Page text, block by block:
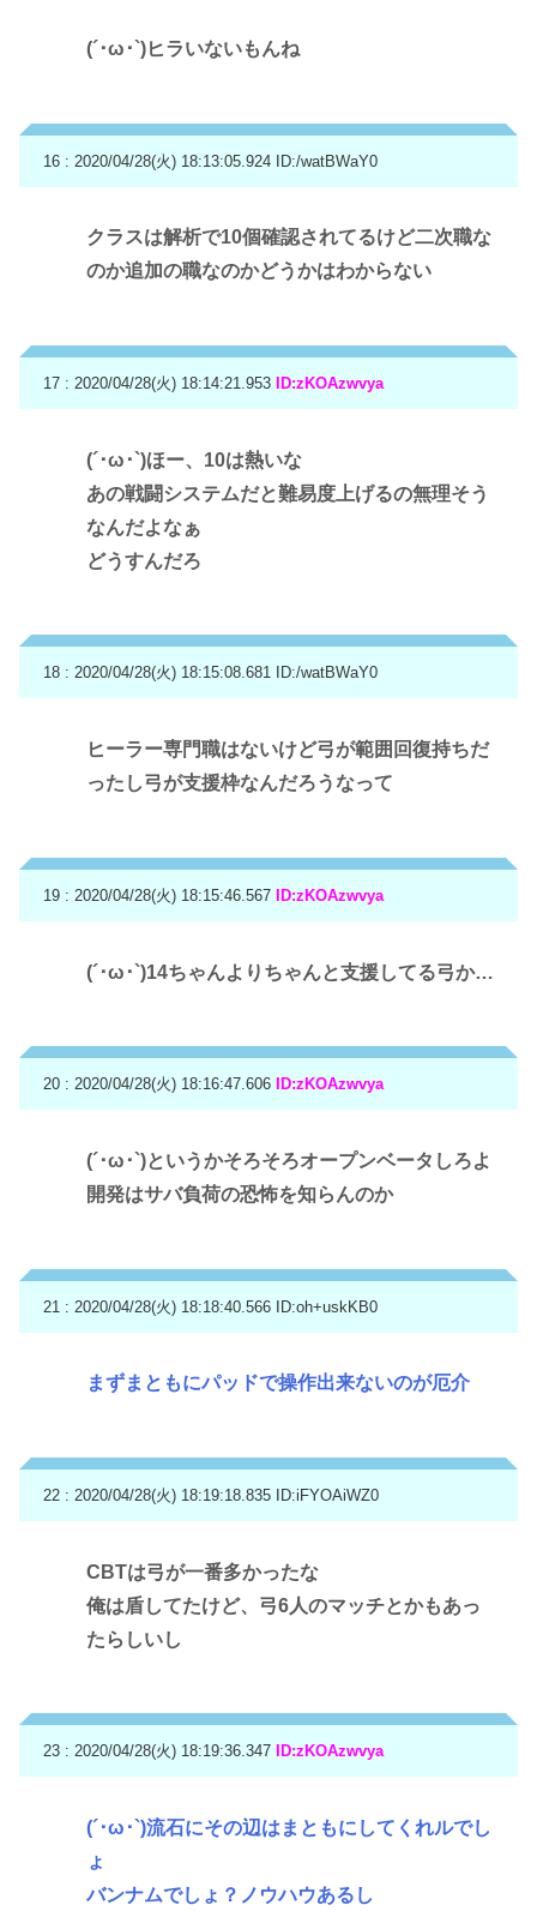
(´･ω･`)ヒラいないもんね
16 : 2020/04/28(火) 18:13:05.924 ID:/watBWaY0
クラスは解析で10個確認されてるけど二次職な
のか追加の職なのかどうかはわからない
17 : 2020/04/28(火) 18:14:21.953 ID:zKOAzwvya
(´･ω･`)ほー、10は熱いな
あの戦闘システムだと難易度上げるの無理そう
なんだよなぁ
どうすんだろ
18 : 2020/04/28(火) 18:15:08.681 ID:/watBWaY0
ヒーラー専門職はないけど弓が範囲回復持ちだ
ったし弓が支援枠なんだろうなって
19 : 2020/04/28(火) 18:15:46.567 ID:zKOAzwvya
(´･ω･`)14ちゃんよりちゃんと支援してる弓か…
20 : 2020/04/28(火) 18:16:47.606 ID:zKOAzwvya
(´･ω･`)というかそろそろオープンベータしろよ
開発はサバ負荷の恐怖を知らんのか
21 : 2020/04/28(火) 18:18:40.566 ID:oh+uskKB0
まずまともにパッドで操作出来ないのが厄介
22 : 2020/04/28(火) 18:19:18.835 ID:iFYOAiWZ0
CBTは弓が一番多かったな
俺は盾してたけど、弓6人のマッチとかもあっ
たらしいし
23 : 2020/04/28(火) 18:19:36.347 ID:zKOAzwvya
(´･ω･`)流石にその辺はまともにしてくれルでし
ょ
バンナムでしょ？ノウハウあるし